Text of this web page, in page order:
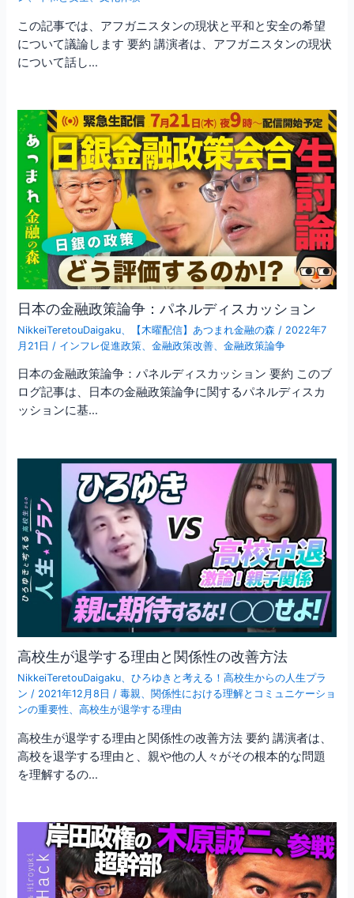
この記事では、アフガニスタンの現状と平和と安全の希望
について議論します 要約 講演者は、アフガニスタンの現状
について話し…
日本の金融政策論争：パネルディスカッション
NikkeiTeretouDaigaku 【木曜配信】あつまれ金融の森 / 2022年7
月21日 / インフレ促進政策 、金融政策改善 、金融政策論争
日本の金融政策論争：パネルディスカッション 要約 このブ
ログ記事は、日本の金融政策論争に関するパネルディスカ
ッションに基…
高校生が退学する理由と関係性の改善方法
NikkeiTeretouDaigaku、ひろゆきと考える！高校生からの人生プラ
ン / 2021年12月8日 /毒親、 関係性における理解とコミュニケーショ
ンの重要性、高校生が退学する理由
高校生が退学する理由と関係性の改善方法 要約 講演者は、
高校を退学する理由と、親や他の人々がその根本的な問題
を理解するの…